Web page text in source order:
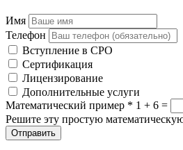
Имя
Телефон
Вступление в СРО
Сертификация
Лицензирование
Дополнительные услуги
Математический пример * 1 + 6 =
Решите эту простую
Отправить